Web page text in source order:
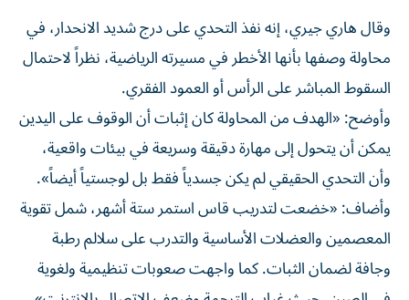
وقال هاري جيري، إنه نفذ التحدي على درج شديد الانحدار، في
محاولة وصفها بأنها الأخطر في مسيرته الرياضية، نظراً لاحتمال
السقوط المباشر على الرأس أو العمود الفقري.
وأوضح: «الهدف من المحاولة كان إثبات أن الوقوف على اليدين
يمكن أن يتحول إلى مهارة دقيقة وسريعة في بيئات واقعية،
وأن التحدي الحقيقي لم يكن جسدياً فقط بل لوجستياً أيضاً».
وأضاف: «خضعت لتدريب قاس استمر ستة أشهر، شمل تقوية
المعصمين والعضلات الأساسية والتدرب على سلالم رطبة
وجافة لضمان الثبات. كما واجهت صعوبات تنظيمية ولغوية